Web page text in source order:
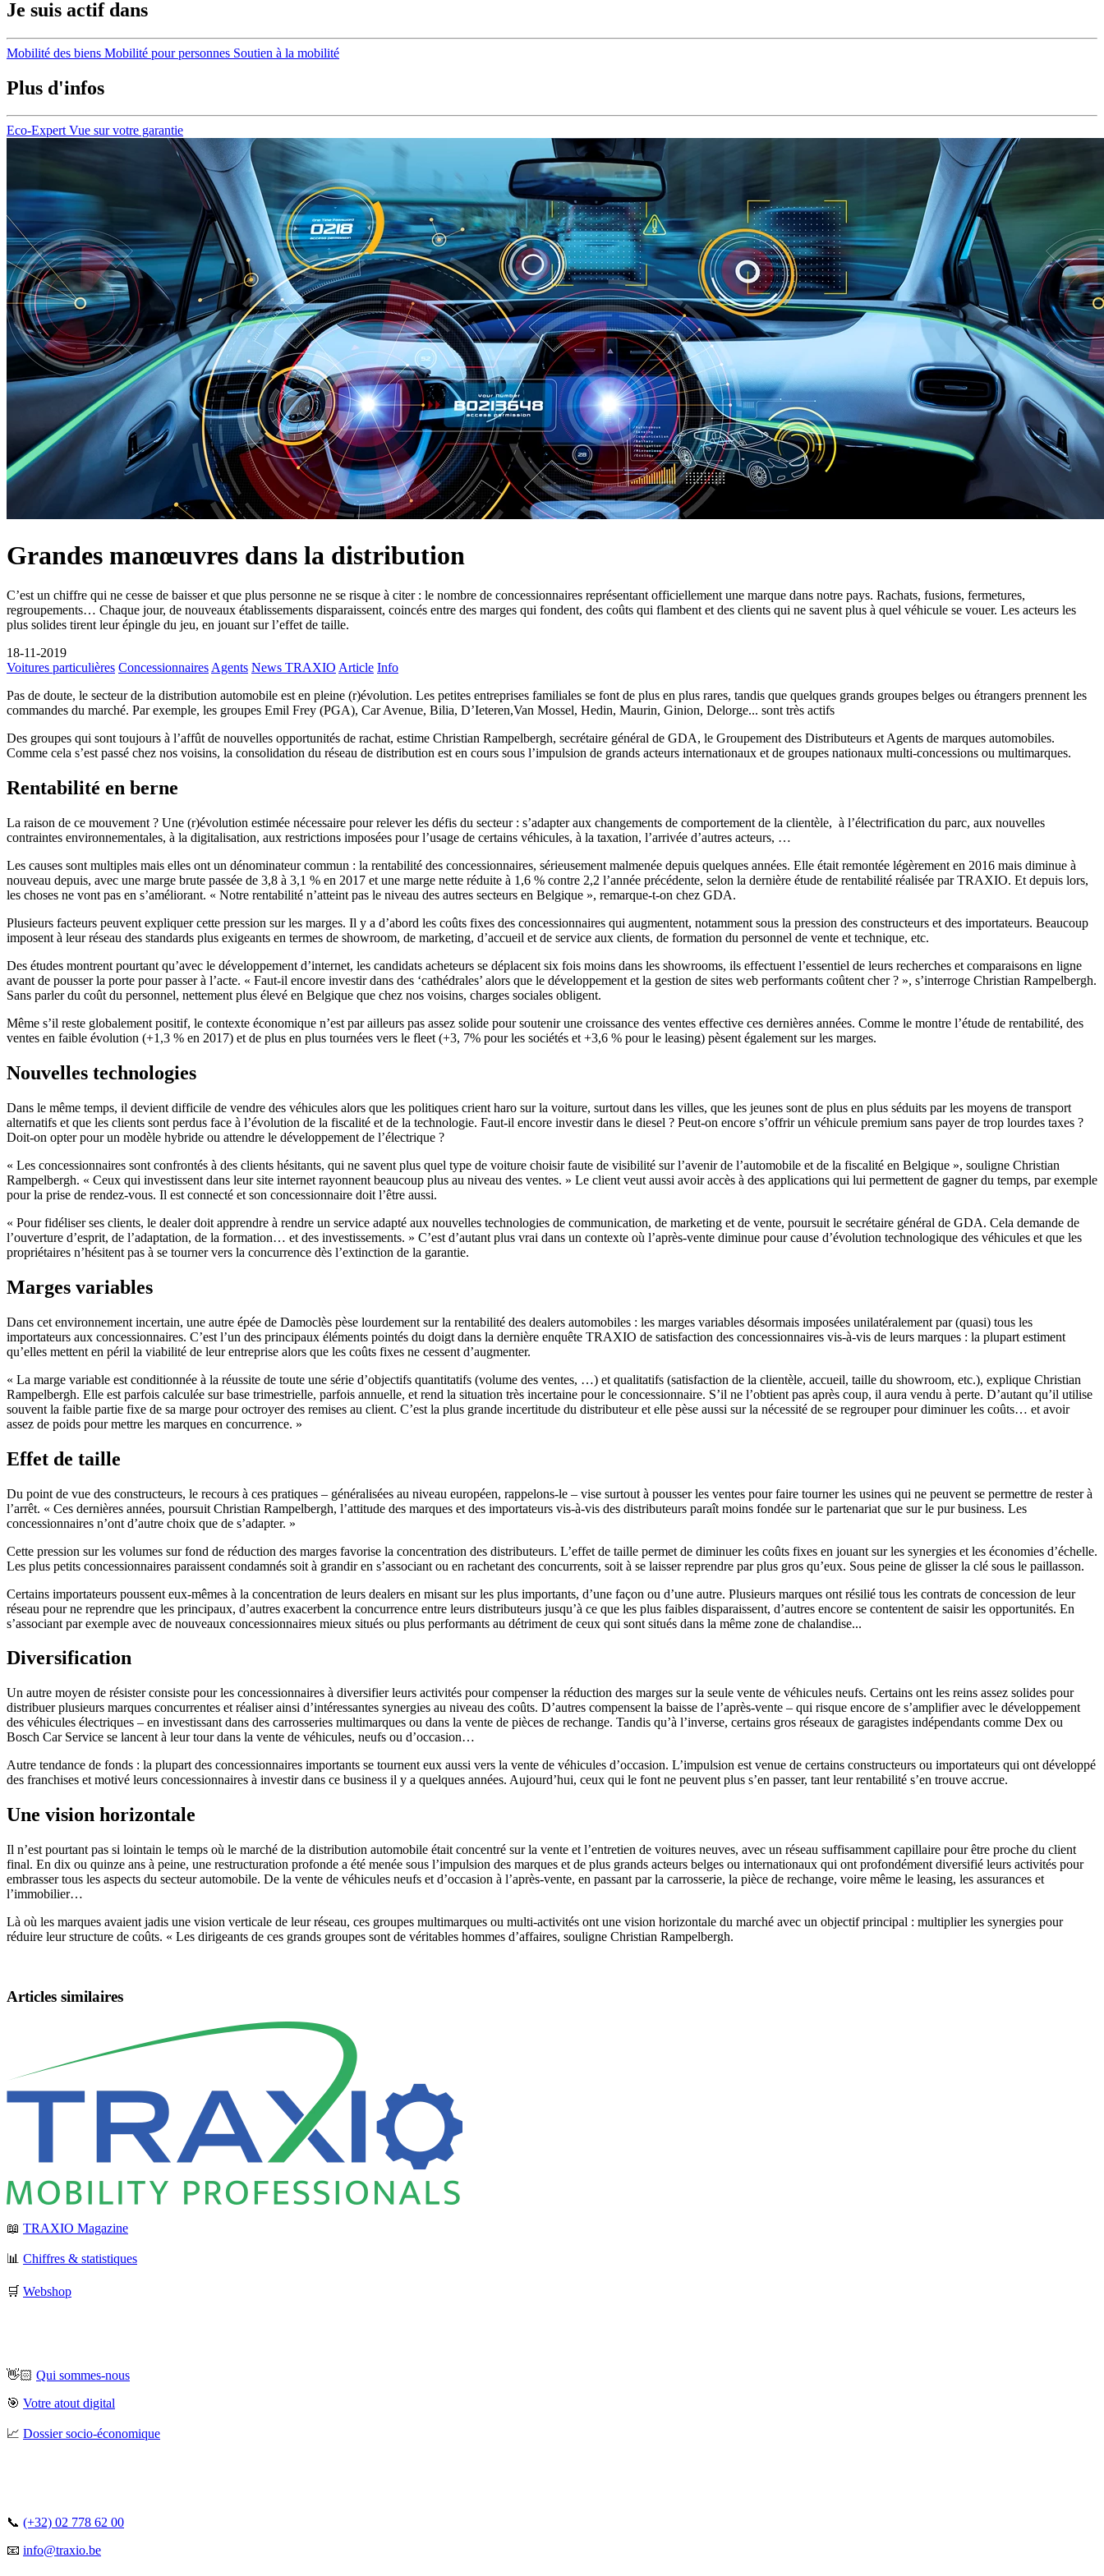
Je suis actif dans
Mobilité des biens Mobilité pour personnes Soutien à la mobilité
Plus d'infos
Eco-Expert Vue sur votre garantie
Grandes manœuvres dans la distribution
C’est un chiffre qui ne cesse de baisser et que plus personne ne se risque à citer : le nombre de concessionnaires représentant officiellement une marque dans notre pays. Rachats, fusions, fermetures,
regroupements… Chaque jour, de nouveaux établissements disparaissent, coincés entre des marges qui fondent, des coûts qui flambent et des clients qui ne savent plus à quel véhicule se vouer. Les acteurs les
plus solides tirent leur épingle du jeu, en jouant sur l’effet de taille.
18-11-2019
Voitures particulières Concessionnaires Agents News TRAXIO Article Info
Pas de doute, le secteur de la distribution automobile est en pleine (r)évolution. Les petites entreprises familiales se font de plus en plus rares, tandis que quelques grands groupes belges ou étrangers prennent les
commandes du marché. Par exemple, les groupes Emil Frey (PGA), Car Avenue, Bilia, D’Ieteren,Van Mossel, Hedin, Maurin, Ginion, Delorge... sont très actifs
Des groupes qui sont toujours à l’affût de nouvelles opportunités de rachat, estime Christian Rampelbergh, secrétaire général de GDA, le Groupement des Distributeurs et Agents de marques automobiles.
Comme cela s’est passé chez nos voisins, la consolidation du réseau de distribution est en cours sous l’impulsion de grands acteurs internationaux et de groupes nationaux multi-concessions ou multimarques.
Rentabilité en berne
La raison de ce mouvement ? Une (r)évolution estimée nécessaire pour relever les défis du secteur : s’adapter aux changements de comportement de la clientèle, à l’électrification du parc, aux nouvelles
contraintes environnementales, à la digitalisation, aux restrictions imposées pour l’usage de certains véhicules, à la taxation, l’arrivée d’autres acteurs, …
Les causes sont multiples mais elles ont un dénominateur commun : la rentabilité des concessionnaires, sérieusement malmenée depuis quelques années. Elle était remontée légèrement en 2016 mais diminue à
nouveau depuis, avec une marge brute passée de 3,8 à 3,1 % en 2017 et une marge nette réduite à 1,6 % contre 2,2 l’année précédente, selon la dernière étude de rentabilité réalisée par TRAXIO. Et depuis lors,
les choses ne vont pas en s’améliorant. « Notre rentabilité n’atteint pas le niveau des autres secteurs en Belgique », remarque-t-on chez GDA.
Plusieurs facteurs peuvent expliquer cette pression sur les marges. Il y a d’abord les coûts fixes des concessionnaires qui augmentent, notamment sous la pression des constructeurs et des importateurs. Beaucoup
imposent à leur réseau des standards plus exigeants en termes de showroom, de marketing, d’accueil et de service aux clients, de formation du personnel de vente et technique, etc.
Des études montrent pourtant qu’avec le développement d’internet, les candidats acheteurs se déplacent six fois moins dans les showrooms, ils effectuent l’essentiel de leurs recherches et comparaisons en ligne
avant de pousser la porte pour passer à l’acte. « Faut-il encore investir dans des ‘cathédrales’ alors que le développement et la gestion de sites web performants coûtent cher ? », s’interroge Christian Rampelbergh.
Sans parler du coût du personnel, nettement plus élevé en Belgique que chez nos voisins, charges sociales obligent.
Même s’il reste globalement positif, le contexte économique n’est par ailleurs pas assez solide pour soutenir une croissance des ventes effective ces dernières années. Comme le montre l’étude de rentabilité, des
ventes en faible évolution (+1,3 % en 2017) et de plus en plus tournées vers le fleet (+3, 7% pour les sociétés et +3,6 % pour le leasing) pèsent également sur les marges.
Nouvelles technologies
Dans le même temps, il devient difficile de vendre des véhicules alors que les politiques crient haro sur la voiture, surtout dans les villes, que les jeunes sont de plus en plus séduits par les moyens de transport
alternatifs et que les clients sont perdus face à l’évolution de la fiscalité et de la technologie. Faut-il encore investir dans le diesel ? Peut-on encore s’offrir un véhicule premium sans payer de trop lourdes taxes ?
Doit-on opter pour un modèle hybride ou attendre le développement de l’électrique ?
« Les concessionnaires sont confrontés à des clients hésitants, qui ne savent plus quel type de voiture choisir faute de visibilité sur l’avenir de l’automobile et de la fiscalité en Belgique », souligne Christian
Rampelbergh. « Ceux qui investissent dans leur site internet rayonnent beaucoup plus au niveau des ventes. » Le client veut aussi avoir accès à des applications qui lui permettent de gagner du temps, par exemple
pour la prise de rendez-vous. Il est connecté et son concessionnaire doit l’être aussi.
« Pour fidéliser ses clients, le dealer doit apprendre à rendre un service adapté aux nouvelles technologies de communication, de marketing et de vente, poursuit le secrétaire général de GDA. Cela demande de
l’ouverture d’esprit, de l’adaptation, de la formation… et des investissements. » C’est d’autant plus vrai dans un contexte où l’après-vente diminue pour cause d’évolution technologique des véhicules et que les
propriétaires n’hésitent pas à se tourner vers la concurrence dès l’extinction de la garantie.
Marges variables
Dans cet environnement incertain, une autre épée de Damoclès pèse lourdement sur la rentabilité des dealers automobiles : les marges variables désormais imposées unilatéralement par (quasi) tous les
importateurs aux concessionnaires. C’est l’un des principaux éléments pointés du doigt dans la dernière enquête TRAXIO de satisfaction des concessionnaires vis-à-vis de leurs marques : la plupart estiment
qu’elles mettent en péril la viabilité de leur entreprise alors que les coûts fixes ne cessent d’augmenter.
« La marge variable est conditionnée à la réussite de toute une série d’objectifs quantitatifs (volume des ventes, …) et qualitatifs (satisfaction de la clientèle, accueil, taille du showroom, etc.), explique Christian
Rampelbergh. Elle est parfois calculée sur base trimestrielle, parfois annuelle, et rend la situation très incertaine pour le concessionnaire. S’il ne l’obtient pas après coup, il aura vendu à perte. D’autant qu’il utilise
souvent la faible partie fixe de sa marge pour octroyer des remises au client. C’est la plus grande incertitude du distributeur et elle pèse aussi sur la nécessité de se regrouper pour diminuer les coûts… et avoir
assez de poids pour mettre les marques en concurrence. »
Effet de taille
Du point de vue des constructeurs, le recours à ces pratiques – généralisées au niveau européen, rappelons-le – vise surtout à pousser les ventes pour faire tourner les usines qui ne peuvent se permettre de rester à
l’arrêt. « Ces dernières années, poursuit Christian Rampelbergh, l’attitude des marques et des importateurs vis-à-vis des distributeurs paraît moins fondée sur le partenariat que sur le pur business. Les
concessionnaires n’ont d’autre choix que de s’adapter. »
Cette pression sur les volumes sur fond de réduction des marges favorise la concentration des distributeurs. L’effet de taille permet de diminuer les coûts fixes en jouant sur les synergies et les économies d’échelle.
Les plus petits concessionnaires paraissent condamnés soit à grandir en s’associant ou en rachetant des concurrents, soit à se laisser reprendre par plus gros qu’eux. Sous peine de glisser la clé sous le paillasson.
Certains importateurs poussent eux-mêmes à la concentration de leurs dealers en misant sur les plus importants, d’une façon ou d’une autre. Plusieurs marques ont résilié tous les contrats de concession de leur
réseau pour ne reprendre que les principaux, d’autres exacerbent la concurrence entre leurs distributeurs jusqu’à ce que les plus faibles disparaissent, d’autres encore se contentent de saisir les opportunités. En
s’associant par exemple avec de nouveaux concessionnaires mieux situés ou plus performants au détriment de ceux qui sont situés dans la même zone de chalandise...
Diversification
Un autre moyen de résister consiste pour les concessionnaires à diversifier leurs activités pour compenser la réduction des marges sur la seule vente de véhicules neufs. Certains ont les reins assez solides pour
distribuer plusieurs marques concurrentes et réaliser ainsi d’intéressantes synergies au niveau des coûts. D’autres compensent la baisse de l’après-vente – qui risque encore de s’amplifier avec le développement
des véhicules électriques – en investissant dans des carrosseries multimarques ou dans la vente de pièces de rechange. Tandis qu’à l’inverse, certains gros réseaux de garagistes indépendants comme Dex ou
Bosch Car Service se lancent à leur tour dans la vente de véhicules, neufs ou d’occasion…
Autre tendance de fonds : la plupart des concessionnaires importants se tournent eux aussi vers la vente de véhicules d’occasion. L’impulsion est venue de certains constructeurs ou importateurs qui ont développé
des franchises et motivé leurs concessionnaires à investir dans ce business il y a quelques années. Aujourd’hui, ceux qui le font ne peuvent plus s’en passer, tant leur rentabilité s’en trouve accrue.
Une vision horizontale
Il n’est pourtant pas si lointain le temps où le marché de la distribution automobile était concentré sur la vente et l’entretien de voitures neuves, avec un réseau suffisamment capillaire pour être proche du client
final. En dix ou quinze ans à peine, une restructuration profonde a été menée sous l’impulsion des marques et de plus grands acteurs belges ou internationaux qui ont profondément diversifié leurs activités pour
embrasser tous les aspects du secteur automobile. De la vente de véhicules neufs et d’occasion à l’après-vente, en passant par la carrosserie, la pièce de rechange, voire même le leasing, les assurances et
l’immobilier…
Là où les marques avaient jadis une vision verticale de leur réseau, ces groupes multimarques ou multi-activités ont une vision horizontale du marché avec un objectif principal : multiplier les synergies pour
réduire leur structure de coûts. « Les dirigeants de ces grands groupes sont de véritables hommes d’affaires, souligne Christian Rampelbergh.
Articles similaires
📖 TRAXIO Magazine
📊 Chiffres & statistiques
🛒 Webshop
👋🏻 Qui sommes-nous
🎯 Votre atout digital
📈 Dossier socio-économique
📞 (+32) 02 778 62 00
📧 info@traxio.be